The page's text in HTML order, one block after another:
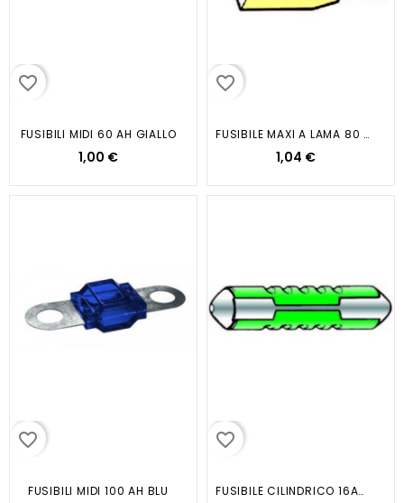
favorite_border
FUSIBILI MIDI 60 AH GIALLO
1,00 €
favorite_border
FUSIBILE MAXI A LAMA 80 Amp AVORIO
1,04 €
favorite_border
FUSIBILI MIDI 100 AH BLU
favorite_border
FUSIBILE CILINDRICO 16Amp